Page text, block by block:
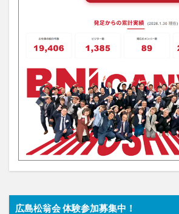
広島松翁会 体験参加募集中！